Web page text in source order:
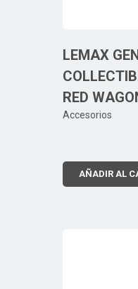
LEMAX
RED
Accesorios
AÑADIR AL